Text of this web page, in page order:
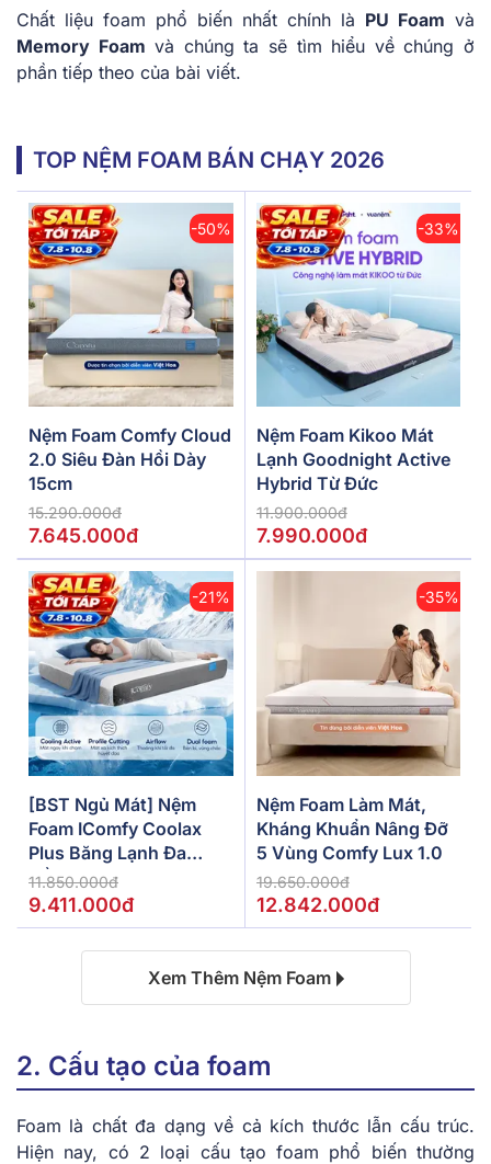
Chất liệu foam phổ biến nhất chính là PU Foam và
Memory Foam và chúng ta sẽ tìm hiểu về chúng ở
phần tiếp theo của bài viết.
TOP NỆM FOAM BÁN CHẠY 2026
-50%
Nệm Foam Comfy Cloud
2.0 Siêu Đàn Hồi Dày
15cm
15.290.000đ
7.645.000đ
-33%
Nệm Foam Kikoo Mát
Lạnh Goodnight Active
Hybrid Từ Đức
11.900.000đ
7.990.000đ
-21%
[BST Ngủ Mát] Nệm
Foam IComfy Coolax
Plus Băng Lạnh Đa
Tầng Dày 20cm
11.850.000đ
9.411.000đ
-35%
Nệm Foam Làm Mát,
Kháng Khuẩn Nâng Đỡ
5 Vùng Comfy Lux 1.0
19.650.000đ
12.842.000đ
Xem Thêm Nệm Foam
2. Cấu tạo của foam
Foam là chất đa dạng về cả kích thước lẫn cấu trúc.
Hiện nay, có 2 loại cấu tạo foam phổ biến thường